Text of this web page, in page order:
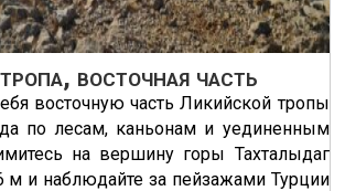
восточная часть
восточную часть Ликийской тропы
по лесам, каньонам и уединенным
на вершину горы Тахталыдаг
м и наблюдайте за пейзажами Турции